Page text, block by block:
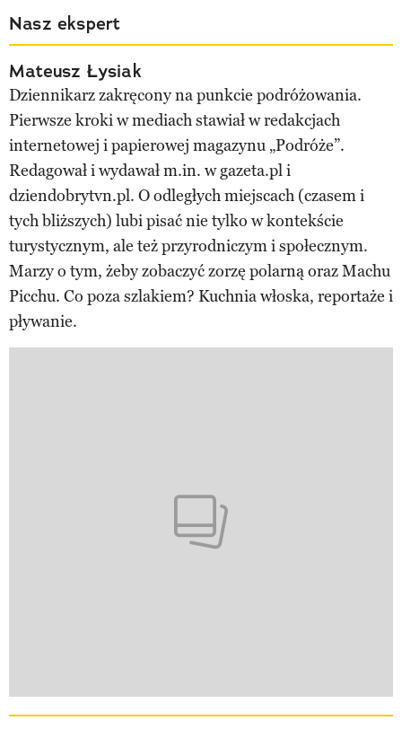
Nasz ekspert
Mateusz Łysiak
Dziennikarz zakręcony na punkcie podróżowania.
Pierwsze kroki w mediach stawiał w redakcjach
internetowej i papierowej magazynu „Podróże”.
Redagował i wydawał m.in. w gazeta.pl i
dziendobrytvn.pl. O odległych miejscach (czasem i
tych bliższych) lubi pisać nie tylko w kontekście
turystycznym, ale też przyrodniczym i społecznym.
Marzy o tym, żeby zobaczyć zorzę polarną oraz Machu
Picchu. Co poza szlakiem? Kuchnia włoska, reportaże i
pływanie.